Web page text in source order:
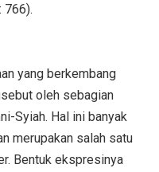
766).
yang berkembang
oleh sebagian
Syiah. Hal ini banyak
merupakan salah satu
Bentuk ekspresinya